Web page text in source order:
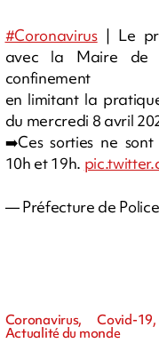
#Coronavirus| Le
avec la Maire de
confinement
en limitant la
du mercredi 8 avril
➡️Ces sorties ne
10h et 19h.
— Préfecture de
Coronavirus, Covid-
Actualité du monde